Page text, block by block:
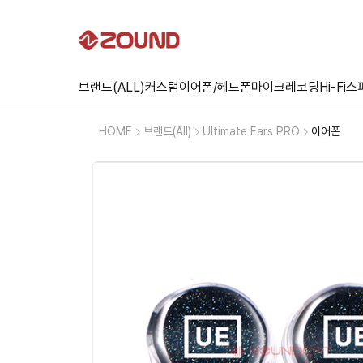
브랜드(ALL)커스텀이어폰/헤드폰마이크레코딩Hi-Fi스
HOME 브랜드(All) Ultimate Ears PRO 이어폰